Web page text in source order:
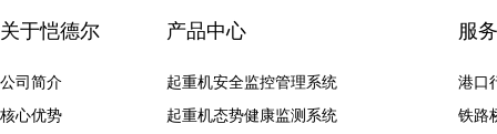
关于恺德尔
公司简介
核心优势
产品中心
起重机安全监控管理系统
起重机态势健康监测系统
服
港口
铁路